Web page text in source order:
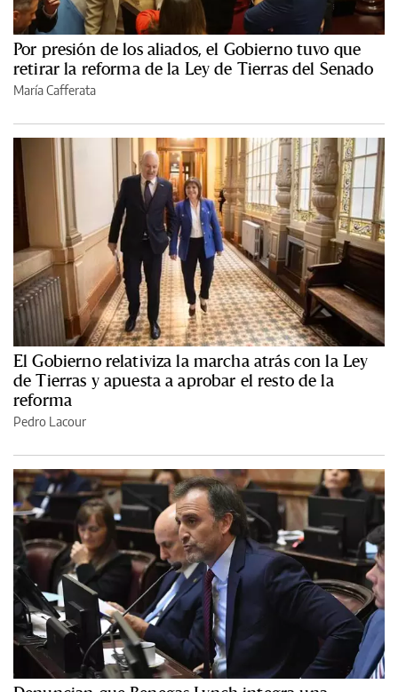
Por presión de los aliados, el Gobierno tuvo que
retirar la reforma de la Ley de Tierras del Senado
María Cafferata
El Gobierno relativiza la marcha atrás con la Ley
de Tierras y apuesta a aprobar el resto de la
reforma
Pedro Lacour